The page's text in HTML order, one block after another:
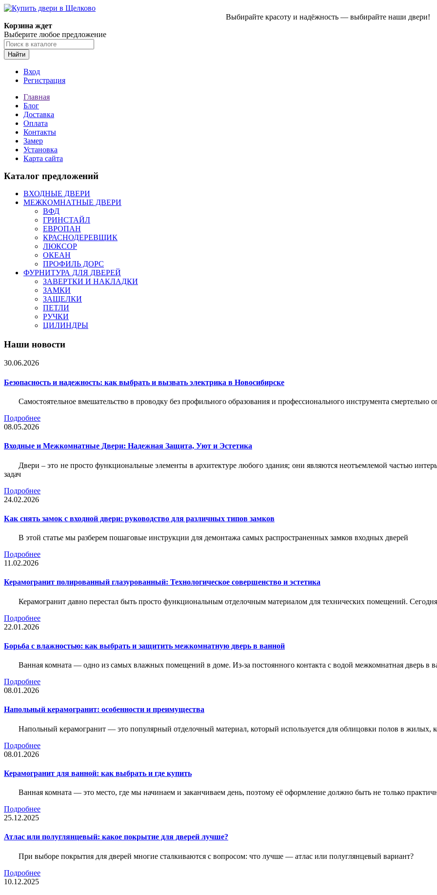
Выбирайте красоту и надёжность — выбирайте наши двери!
Корзина ждет
Выберите любое предложение
Найти
Вход
Регистрация
Главная
Блог
Доставка
Оплата
Контакты
Замер
Установка
Карта сайта
Каталог предложений
ВХОДНЫЕ ДВЕРИ
МЕЖКОМНАТНЫЕ ДВЕРИ
ВФД
ГРИНСТАЙЛ
ЕВРОПАН
КРАСНОДЕРЕВЩИК
ЛЮКСОР
ОКЕАН
ПРОФИЛЬ ДОРС
ФУРНИТУРА ДЛЯ ДВЕРЕЙ
ЗАВЕРТКИ И НАКЛАДКИ
ЗАМКИ
ЗАЩЕЛКИ
ПЕТЛИ
РУЧКИ
ЦИЛИНДРЫ
Наши новости
30.06.2026
Безопасность и надежность: как выбрать и вызвать электрика в Новосибирске
Самостоятельное вмешательство в проводку без профильного образования и профессионального инструмента смертельно
Подробнее
08.05.2026
Входные и Межкомнатные Двери: Надежная Защита, Уют и Эстетика
Двери – это не просто функциональные элементы в архитектуре любого здания; они являются неотъемлемой частью
задач
Подробнее
24.02.2026
Как снять замок с входной двери: руководство для различных типов замков
В этой статье мы разберем пошаговые инструкции для демонтажа самых распространенных замков входных дверей
Подробнее
11.02.2026
Керамогранит полированный глазурованный: Технологическое совершенство и эстетика
Керамогранит давно перестал быть просто функциональным отделочным материалом для технических помещений.
Подробнее
22.01.2026
Борьба с влажностью: как выбрать и защитить межкомнатную дверь в ванной
Ванная комната — одно из самых влажных помещений в доме. Из-за постоянного контакта с водой межкомнатная дверь в
Подробнее
08.01.2026
Напольный керамогранит: особенности и преимущества
Напольный керамогранит — это популярный отделочный материал, который используется для облицовки полов в
Подробнее
08.01.2026
Керамогранит для ванной: как выбрать и где купить
Ванная комната — это место, где мы начинаем и заканчиваем день, поэтому её оформление должно быть не только
Подробнее
25.12.2025
Атлас или полуглянцевый: какое покрытие для дверей лучше?
При выборе покрытия для дверей многие сталкиваются с вопросом: что лучше — атлас или полуглянцевый вариант?
Подробнее
10.12.2025